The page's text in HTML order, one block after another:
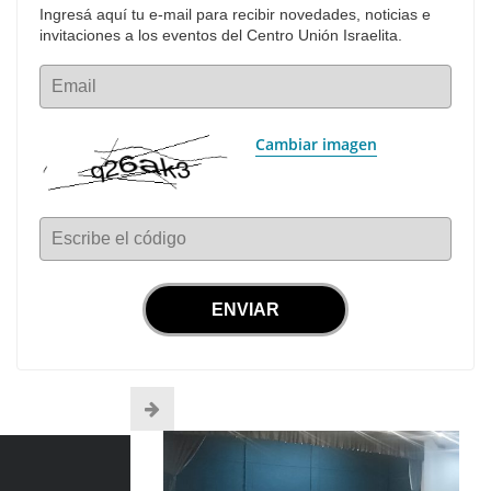
Ingresá aquí tu e-mail para recibir novedades, noticias e
invitaciones a los eventos del Centro Unión Israelita.
Email
Cambiar imagen
Escribe el código